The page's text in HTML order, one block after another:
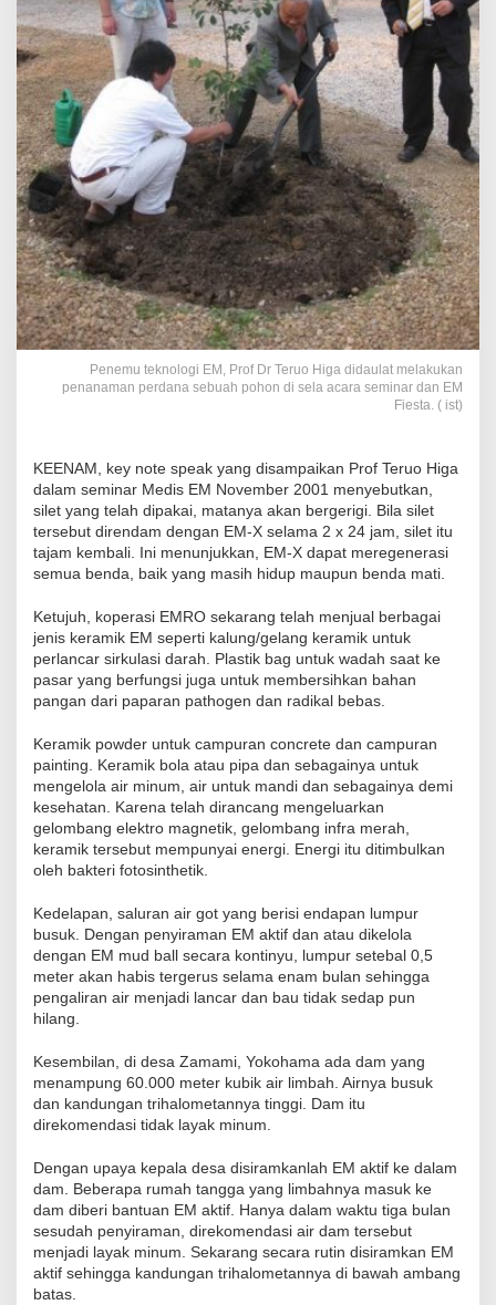
Penemu teknologi EM, Prof Dr Teruo Higa didaulat melakukan
penanaman perdana sebuah pohon di sela acara seminar dan EM
Fiesta. ( ist)
KEENAM, key note speak yang disampaikan Prof Teruo Higa
dalam seminar Medis EM November 2001 menyebutkan,
silet yang telah dipakai, matanya akan bergerigi. Bila silet
tersebut direndam dengan EM-X selama 2 x 24 jam, silet itu
tajam kembali. Ini menunjukkan, EM-X dapat meregenerasi
semua benda, baik yang masih hidup maupun benda mati.
Ketujuh, koperasi EMRO sekarang telah menjual berbagai
jenis keramik EM seperti kalung/gelang keramik untuk
perlancar sirkulasi darah. Plastik bag untuk wadah saat ke
pasar yang berfungsi juga untuk membersihkan bahan
pangan dari paparan pathogen dan radikal bebas.
Keramik powder untuk campuran concrete dan campuran
painting. Keramik bola atau pipa dan sebagainya untuk
mengelola air minum, air untuk mandi dan sebagainya demi
kesehatan. Karena telah dirancang mengeluarkan
gelombang elektro magnetik, gelombang infra merah,
keramik tersebut mempunyai energi. Energi itu ditimbulkan
oleh bakteri fotosinthetik.
Kedelapan, saluran air got yang berisi endapan lumpur
busuk. Dengan penyiraman EM aktif dan atau dikelola
dengan EM mud ball secara kontinyu, lumpur setebal 0,5
meter akan habis tergerus selama enam bulan sehingga
pengaliran air menjadi lancar dan bau tidak sedap pun
hilang.
Kesembilan, di desa Zamami, Yokohama ada dam yang
menampung 60.000 meter kubik air limbah. Airnya busuk
dan kandungan trihalometannya tinggi. Dam itu
direkomendasi tidak layak minum.
Dengan upaya kepala desa disiramkanlah EM aktif ke dalam
dam. Beberapa rumah tangga yang limbahnya masuk ke
dam diberi bantuan EM aktif. Hanya dalam waktu tiga bulan
sesudah penyiraman, direkomendasi air dam tersebut
menjadi layak minum. Sekarang secara rutin disiramkan EM
aktif sehingga kandungan trihalometannya di bawah ambang
batas.